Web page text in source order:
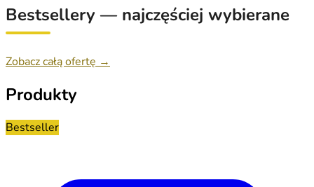
Bestsellery — najczęściej wybierane
Zobacz całą ofertę →
Produkty
Bestseller